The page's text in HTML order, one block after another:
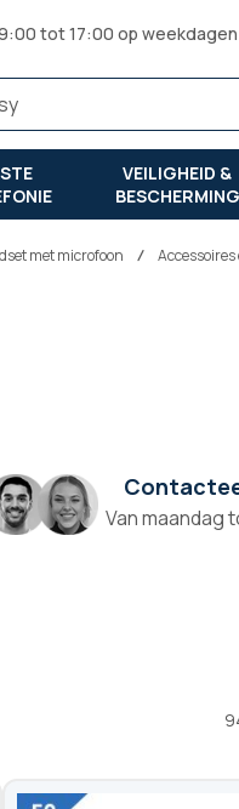
tot 17:00 op weekdagen
VEILIGHEID &
BESCHERMING
met microfoon
Van maandag